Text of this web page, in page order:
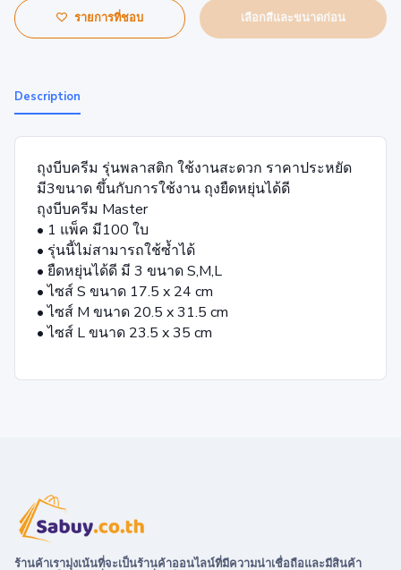
รายการที่ชอบ เลือกสีและขนาดก่อน
Description
ถุงบีบครีม รุ่นพลาสติก ใช้งานสะดวก ราคาประหยัด
มี3ขนาด ขึ้นกับการใช้งาน ถุงยืดหยุ่นได้ดี
ถุงบีบครีม Master
• 1 แพ็ค มี100 ใบ
• รุ่นนี้ไม่สามารถใช้ซ้ำได้
• ยืดหยุ่นได้ดี มี 3 ขนาด S,M,L
• ไซส์ S ขนาด 17.5 x 24 cm
• ไซส์ M ขนาด 20.5 x 31.5 cm
• ไซส์ L ขนาด 23.5 x 35 cm
ร้านค้าเรามุ่งเน้นที่จะเป็นร้านค้าออนไลน์ที่มีความน่าเชื่อถือและมีสินค้า